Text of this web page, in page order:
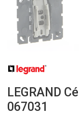
LEGRAND
067031